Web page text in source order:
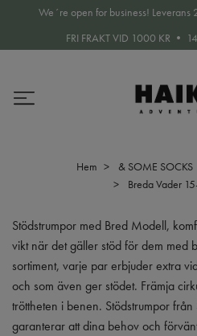
We´re open for business! Leverans
FRI FRAKT VID 1000 KR •
Hem & SOME SOCKS
Breda Vader
Stödstrumpor med Bred Modell,
vikt när det gäller stöd för dem med
sortiment, varje par erbjuder extra
och som även ger stödet. Främja
tröttheten i benen. Stödstrumpor
garanterar att dina behov och